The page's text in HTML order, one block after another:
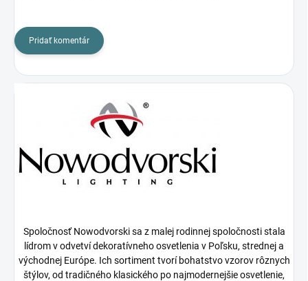
Pridať komentár
Spoločnosť Nowodvorski sa z malej rodinnej spoločnosti stala
lídrom v odvetví dekoratívneho osvetlenia v Poľsku, strednej a
východnej Európe. Ich sortiment tvorí bohatstvo vzorov rôznych
štýlov, od tradičného klasického po najmodernejšie osvetlenie,